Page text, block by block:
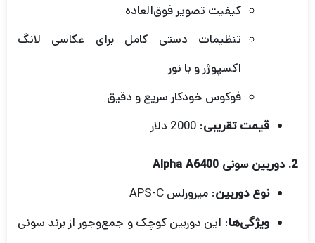
کیفیت تصویر فوق‌العاده
تنظیمات دستی کامل برای عکاسی لانگ
اکسپوژر و با نور
فوکوس خودکار سریع و دقیق
قیمت تقریبی: 2000 دلار
2. دوربین سونی Alpha A6400
نوع دوربین: میرورلس APS-C
ویژگی‌ها: این دوربین کوچک و جمع‌وجور از برند سونی